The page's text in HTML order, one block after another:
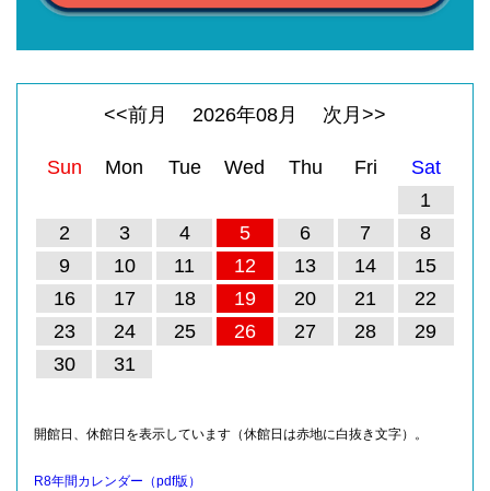
<<前月 2026年08月 次月>>
Sun Mon Tue Wed Thu Fri
Sat
1
2
3 4 5 6 7
8
9
10 11 12 13 14
15
16
17 18 19 20 21
22
23
24 25 26 27 28
29
30
31
開館日、休館日を表示しています（休館日は赤地に白抜き文字）。
R8年間カレンダー（pdf版）